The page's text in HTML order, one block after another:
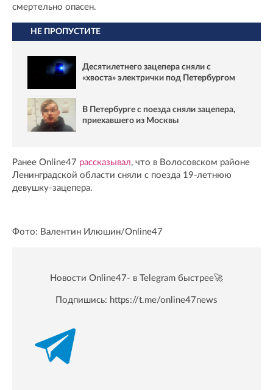
смертельно опасен.
НЕ ПРОПУСТИТЕ
Десятилетнего зацепера сняли с
«хвоста» электрички под Петербургом
В Петербурге с поезда сняли зацепера,
приехавшего из Москвы
Ранее Online47 рассказывал, что в Волосовском районе
Ленинградской области сняли с поезда 19-летнюю
девушку-зацепера.
Фото: Валентин Илюшин/Online47
Новости Online47- в Telegram быстрее🚀
Подпишись: https://t.me/online47news